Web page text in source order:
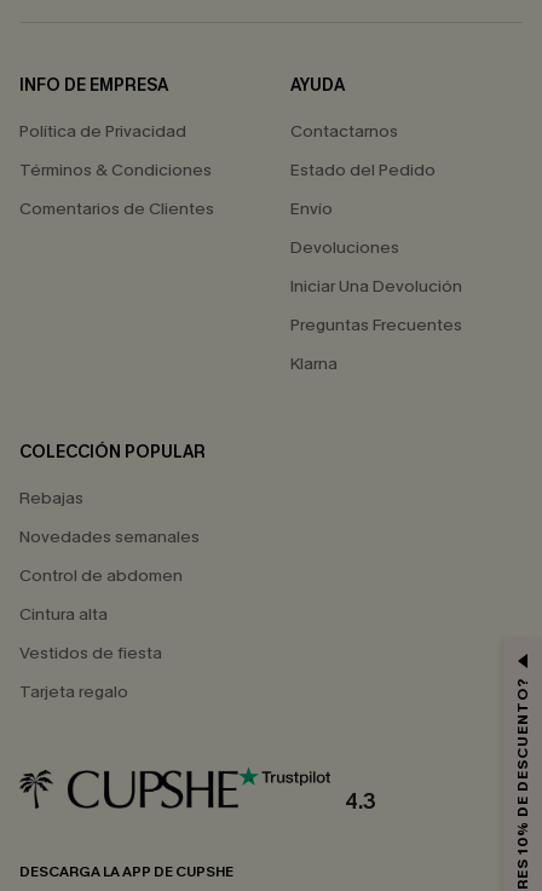
INFO DE EMPRESA
Política de Privacidad
Términos & Condiciones
Comentarios de Clientes
AYUDA
Contactarnos
Estado del Pedido
Envío
Devoluciones
Iniciar Una Devolución
Preguntas Frecuentes
Klarna
COLECCIÓN POPULAR
Rebajas
Novedades semanales
Control de abdomen
Cintura alta
Vestidos de fiesta
Tarjeta regalo
4.3
DESCARGA LA APP DE CUPSHE ¿QUIERES 10% DE DESCUENTO?